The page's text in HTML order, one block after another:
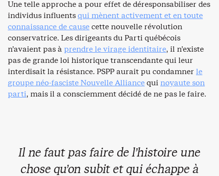
Une telle approche a pour effet de déresponsabiliser des
individus influentsqui mènent activement et en toute
connaissance de causecette nouvelle révolution
conservatrice. Les dirigeants du Parti québécois
n’avaient pas àprendre le virage identitaire, il n’existe
pas de grande loi historique transcendante qui leur
interdisait la résistance. PSPP aurait pu condamner le
groupe néo-fasciste Nouvelle Alliancequinoyaute son
parti, mais il a consciemment décidé de ne pas le faire.
Il ne faut pas faire de l’histoire une
chose qu’on subit et qui échappe à